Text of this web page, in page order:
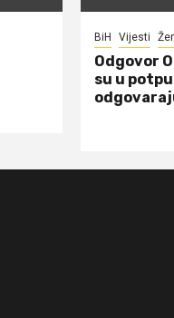
BiH Vijesti
Odgovor
su u